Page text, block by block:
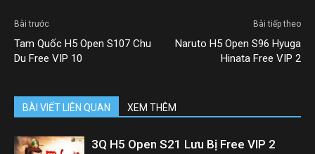
Bài trước
Tam Quốc H5 Open S107 Chu
Du Free VIP 10
Bài tiếp theo
Naruto H5 Open S96 Hyuga
Hinata Free VIP 2
BÀI VIẾT LIÊN QUAN XEM THÊM
3Q H5 Open S21 Lưu Bị Free VIP 2